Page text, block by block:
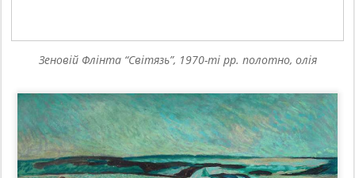
Зеновій Флінта “Світязь”, 1970-ті рр. полотно, олія